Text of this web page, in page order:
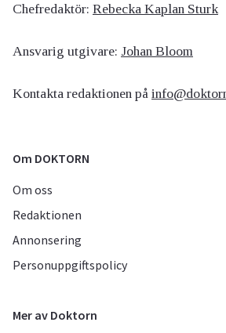
Chefredaktör: Rebecka Kaplan Sturk
Ansvarig utgivare: Johan Bloom
Kontakta redaktionen på
Om DOKTORN
Om oss
Redaktionen
Annonsering
Personuppgiftspolicy
Mer av Doktorn